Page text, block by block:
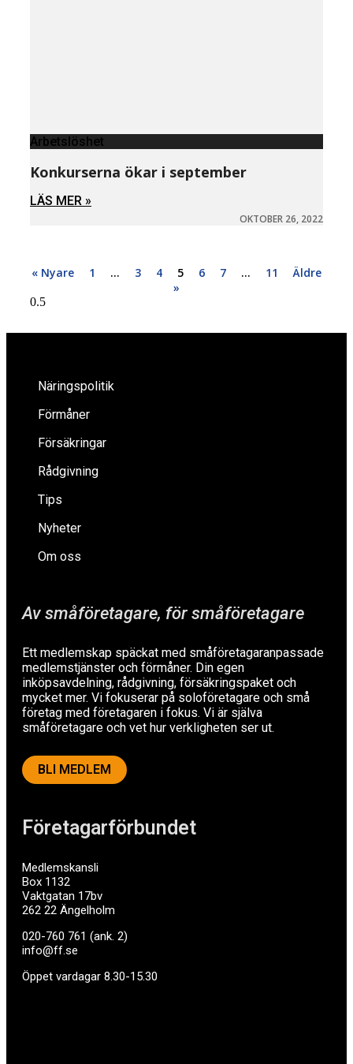
Arbetslöshet
Konkurserna ökar i september
LÄS MER »
OKTOBER 26, 2022
« Nyare 1 … 3 4 5 6 7 … 11
Äldre
»
Företagarförbundet
Medlemskansli
Box 1132
Vaktgatan 17bv
262 22 Ängelholm
020-760 761 (ank. 2)
info@ff.se
Öppet vardagar 8.30-15.30
Av småföretagare, för småföretagare
Ett medlemskap späckat med småföretagaranpassade
medlemstjänster och förmåner. Din egen
inköpsavdelning, rådgivning, försäkringspaket och
mycket mer. Vi fokuserar på soloföretagare och små
företag med företagaren i fokus. Vi är själva
småföretagare och vet hur verkligheten ser ut.
BLI MEDLEM
Näringspolitik
Förmåner
Försäkringar
Rådgivning
Tips
Nyheter
Om oss